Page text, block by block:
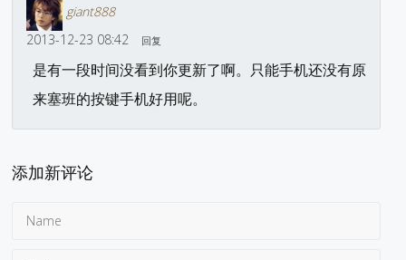
giant888
2013-12-23 08:42
回复
是有一段时间没看到你更新了啊。只能手机还没有原
来塞班的按键手机好用呢。
添加新评论